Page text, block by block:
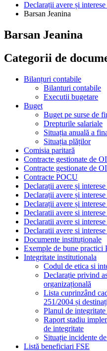
Declarații avere și
Barsan Jeanina
Barsan Jeanina
Categorii de
Bilanțuri contabile
Bilanturi contabile
Executii bugetare
Buget
Buget pe surse de
Drepturile salariale
Situația anuală a
Situația plăților
Comisia paritară
Contracte gestionate de
Contracte gestionate de
Contracte POCU
Declarații avere și
Declarații avere și
Declarații avere și
Declaratii avere si
Declaratii avere si
Declaratii avere si
Documente instituționale
Exemple de bune practici
Integritate institutionala
Codul de etica si
Declarație privind
organizațională
Lista cuprinzând
251/2004 și
Planul de
Raport stadiu
de integritate
Situație incidente
Listă beneficiari FSE